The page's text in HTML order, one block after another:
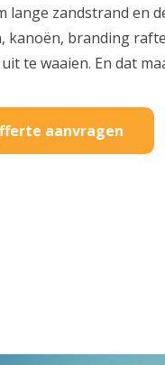
lange zandstrand en
kanoën, branding
te waaien. En dat
aanvragen